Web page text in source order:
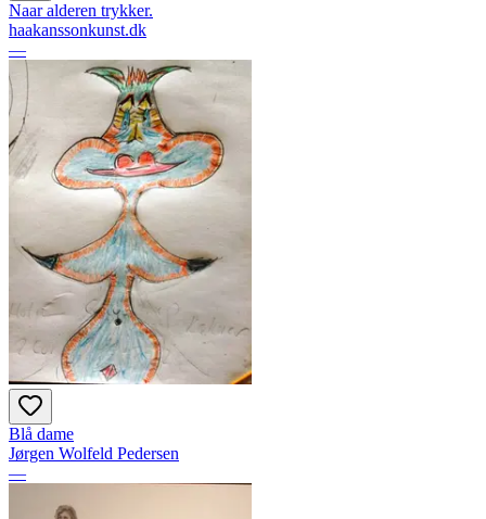
Naar alderen trykker.
haakanssonkunst.dk
—
Blå dame
Jørgen Wolfeld Pedersen
—